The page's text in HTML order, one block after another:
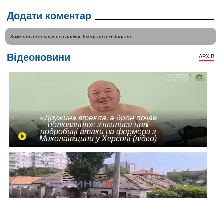
Додати коментар
Коментарі доступні в наших Telegramи instagram.
Відеоновини АРХІВ
«Дружина втекла, а дрон почав
полювання»: з'явилися нові
подробиці атаки на фермера з
Миколаївщини у Херсоні (відео)